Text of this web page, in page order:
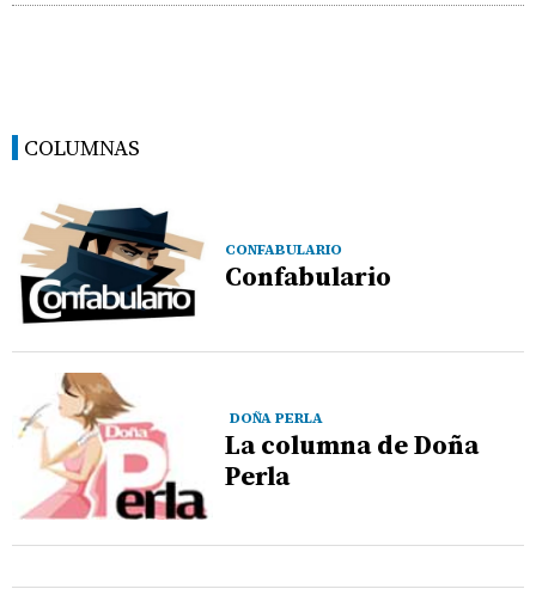
COLUMNAS
CONFABULARIO
Confabulario
DOÑA PERLA
La columna de Doña
Perla